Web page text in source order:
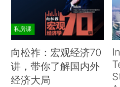
私房课
向松祚：宏观经济70
讲，带你了解国内外
经济大局